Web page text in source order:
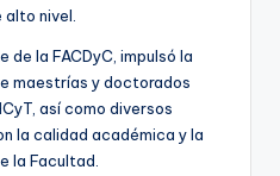
nivel.
la FACDyC, impulsó la
maestrías y doctorados
así como diversos
la calidad académica y la
la Facultad.